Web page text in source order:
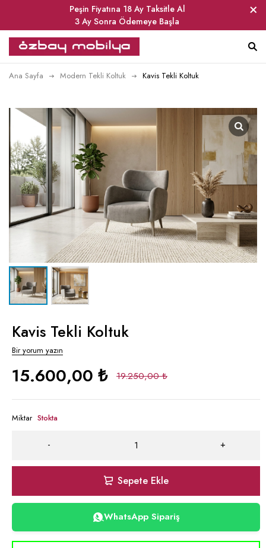
Peşin Fiyatına 18 Ay Taksitle Al
3 Ay Sonra Ödemeye Başla
Ana Sayfa Modern Tekli Koltuk Kavis Tekli Koltuk
Kavis Tekli Koltuk
Bir yorum yazın
19.250,00₺
15.600,00 ₺
Miktar Stokta
Sepete Ekle
WhatsApp Sipariş